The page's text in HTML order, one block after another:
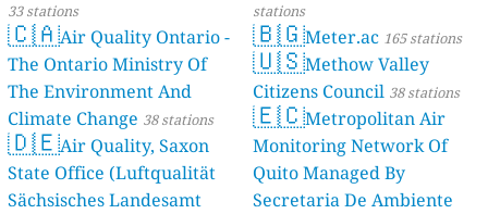
33 stations
🇨🇦Air Quality Ontario -
The Ontario Ministry Of
The Environment And
Climate Change 38 stations
🇩🇪Air Quality, Saxon
State Office (Luftqualität
Sächsisches Landesamt
stations
🇧🇬Meter.ac 165 stations
🇺🇸Methow Valley
Citizens Council 38 stations
🇪🇨Metropolitan Air
Monitoring Network Of
Quito Managed By
Secretaria De Ambiente